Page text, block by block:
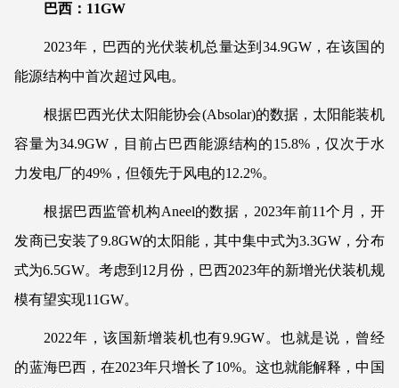
巴西：11GW
2023年，巴西的光伏装机总量达到34.9GW，在该国的
能源结构中首次超过风电。
根据巴西光伏太阳能协会(Absolar)的数据，太阳能装机
容量为34.9GW，目前占巴西能源结构的15.8%，仅次于水
力发电厂的49%，但领先于风电的12.2%。
根据巴西监管机构Aneel的数据，2023年前11个月，开
发商已安装了9.8GW的太阳能，其中集中式为3.3GW，分布
式为6.5GW。考虑到12月份，巴西2023年的新增光伏装机规
模有望实现11GW。
2022年，该国新增装机也有9.9GW。也就是说，曾经
的蓝海巴西，在2023年只增长了10%。这也就能解释，中国